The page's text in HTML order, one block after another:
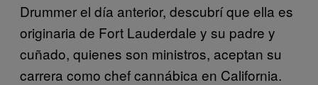
Drummer el día anterior, descubrí que ella es
originaria de Fort Lauderdale y su padre y
cuñado, quienes son ministros, aceptan su
carrera como chef cannábica en California.